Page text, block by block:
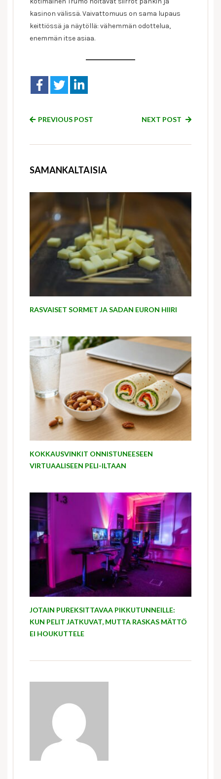
kasinon välissä. Vaivattomuus on sama lupaus
keittiössä ja näytöllä: vähemmän odottelua,
enemmän itse asiaa.
PREVIOUS POST NEXT POST
SAMANKALTAISIA
RASVAISET SORMET JA SADAN EURON HIIRI
KOKKAUSVINKIT ONNISTUNEESEEN
VIRTUAALISEEN PELI-ILTAAN
JOTAIN PUREKSITTAVAA PIKKUTUNNEILLE:
KUN PELIT JATKUVAT, MUTTA RASKAS MÄTTÖ
EI HOUKUTTELE